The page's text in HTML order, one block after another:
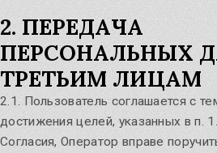
2. ПЕРЕДАЧА
ПЕРСОНАЛЬНЫХ
ТРЕТЬИМ ЛИЦАМ
2.1. Пользователь соглашается с
достижения целей, указанных в п.
Согласия, Оператор вправе